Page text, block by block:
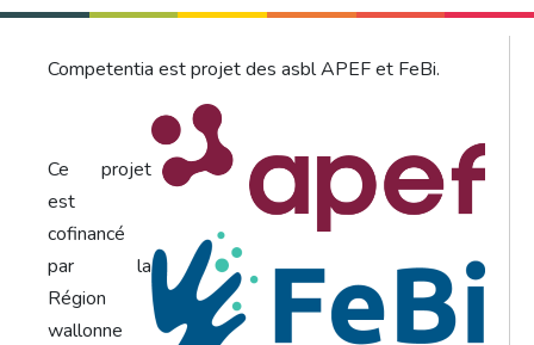
Competentia est projet des asbl APEF et FeBi.
Ce projet
est
cofinancé
par la
Région
wallonne